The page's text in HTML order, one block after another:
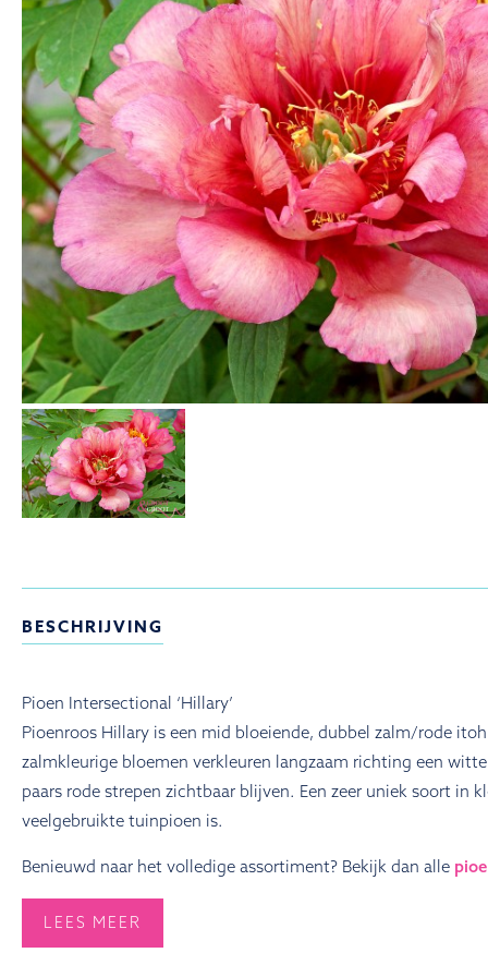
BESCHRIJVING
Pioen Intersectional ‘Hillary’
Pioenroos Hillary is een mid bloeiende, dubbel zalm/rode
zalmkleurige bloemen verkleuren langzaam richting een
paars rode strepen zichtbaar blijven. Een zeer uniek soort in
veelgebruikte tuinpioen is.
Benieuwd naar het volledige assortiment? Bekijk dan alle
LEES MEER